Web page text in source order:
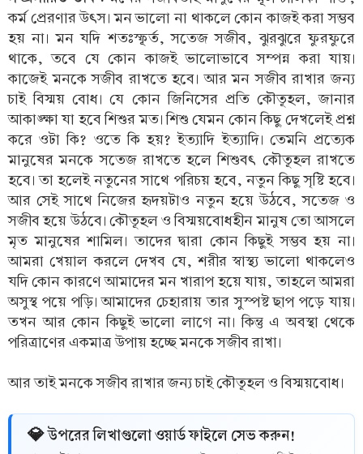
কর্ম প্রেরণার উৎস। মন ভালো না থাকলে কোন কাজই করা সম্ভব
হয় না। মন যদি শতঃস্ফূর্ত, সতেজ সজীব, ঝুরঝুরে ফুরফুরে
থাকে, তবে যে কোন কাজই ভালোভাবে সম্পন্ন করা যায়।
কাজেই মনকে সজীব রাখতে হবে। আর মন সজীব রাখার জন্য
চাই বিস্ময় বোধ। যে কোন জিনিসের প্রতি কৌতূহল, জানার
আকাঙ্ক্ষা যা হবে শিশুর মত। শিশু যেমন কোন কিছু দেখলেই প্রশ্ন
করে ওটা কি? ওতে কি হয়? ইত্যাদি ইত্যাদি। তেমনি প্রত্যেক
মানুষের মনকে সতেজ রাখতে হলে শিশুবৎ কৌতূহল রাখতে
হবে। তা হলেই নতুনের সাথে পরিচয় হবে, নতুন কিছু সৃষ্টি হবে।
আর সেই সাথে নিজের হৃদয়টাও নতুন হয়ে উঠবে, সতেজ ও
সজীব হয়ে উঠবে। কৌতূহল ও বিস্ময়বোধহীন মানুষ তো আসলে
মৃত মানুষের শামিল। তাদের দ্বারা কোন কিছুই সম্ভব হয় না।
আমরা খেয়াল করলে দেখব যে, শরীর স্বাস্থ্য ভালো থাকলেও
যদি কোন কারণে আমাদের মন খারাপ হয়ে যায়, তাহলে আমরা
অসুস্থ পয়ে পড়ি। আমাদের চেহারায় তার সুস্পষ্ট ছাপ পড়ে যায়।
তখন আর কোন কিছুই ভালো লাগে না। কিন্তু এ অবস্থা থেকে
পরিত্রাণের একমাত্র উপায় হচ্ছে মনকে সজীব রাখা।
আর তাই মনকে সজীব রাখার জন্য চাই কৌতূহল ও বিস্ময়বোধ।
💎 উপরের লিখাগুলো ওয়ার্ড ফাইলে সেভ করুন!